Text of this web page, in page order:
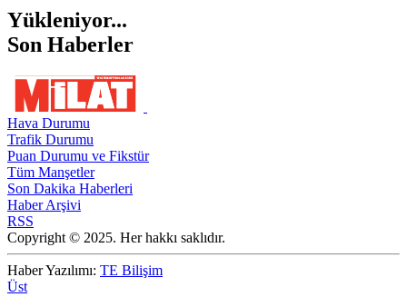
Yükleniyor...
Son Haberler
Hava Durumu
Trafik Durumu
Puan Durumu ve Fikstür
Tüm Manşetler
Son Dakika Haberleri
Haber Arşivi
RSS
Copyright © 2025. Her hakkı saklıdır.
Haber Yazılımı: TE Bilişim
Üst